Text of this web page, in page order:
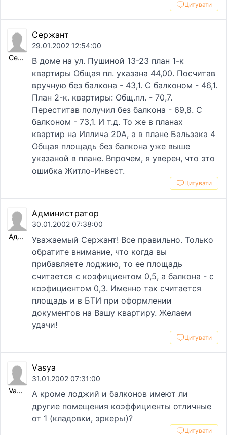
Цитувати
Сержант
Сержант
29.01.2002 12:54:00
В доме на ул. Пушиной 13-23 план 1-к
квартиры Общая пл. указана 44,00. Посчитав
вручную без балкона - 43,1. С балконом - 46,1.
План 2-к. квартиры: Общ.пл. - 70,7.
Переститав получил без балкона - 69,8. С
балконом - 73,1. И т.д. То же в планах
квартир на Иллича 20А, а в плане Бальзака 4
Общая площадь без балкона уже выше
указаной в плане. Впрочем, я уверен, что это
ошибка Житло-Инвест.
Цитувати
Администратор
Администратор
30.01.2002 07:38:00
Уважаемый Сержант! Все правильно. Только
обратите внимание, что когда вы
прибавляете лоджию, то ее площадь
считается с коэфициентом 0,5, а балкона - с
коэфициентом 0,3. Именно так считается
площадь и в БТИ при оформлении
документов на Вашу квартиру. Желаем
удачи!
Цитувати
Vasya
Vasya
31.01.2002 07:31:00
А кроме лоджий и балконов имеют ли
другие помещения коэффициенты отличные
от 1 (кладовки, эркеры)?
Цитувати